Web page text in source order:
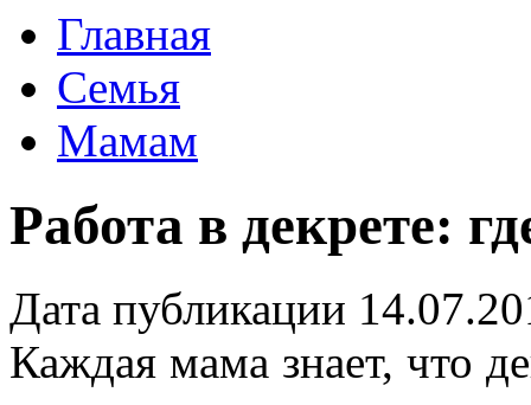
Главная
Семья
Мамам
Работа в декрете:
Дата публикации
Каждая мама знает, что